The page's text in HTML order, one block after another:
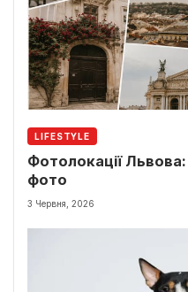
LIFESTYLE
Фотолокації
фото
3 Червня, 2026